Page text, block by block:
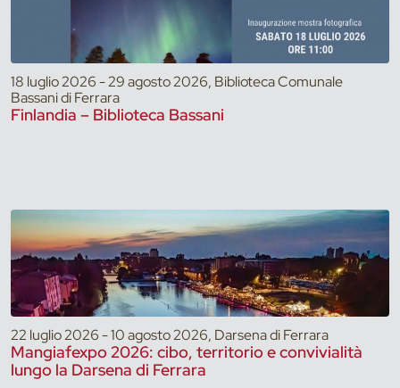
18 luglio 2026 - 29 agosto 2026, Biblioteca Comunale
Bassani di Ferrara
Finlandia – Biblioteca Bassani
22 luglio 2026 - 10 agosto 2026, Darsena di Ferrara
Mangiafexpo 2026: cibo, territorio e convivialità
lungo la Darsena di Ferrara